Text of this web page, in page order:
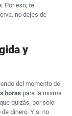
. Por eso, te
no dejes de
y
del momento de
horas para la misma
quizás, por sólo
dinero. Y si no